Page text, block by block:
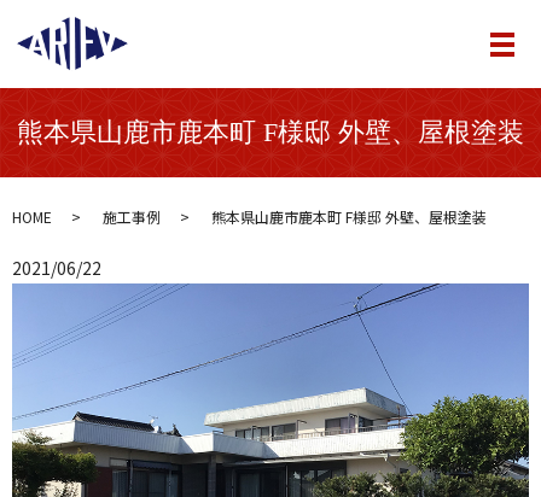
メ
熊本県山鹿市鹿本町 F様邸 外壁、屋根塗装
HOME 施工事例 熊本県山鹿市鹿本町 F様邸 外壁、屋根塗装
2021/06/22